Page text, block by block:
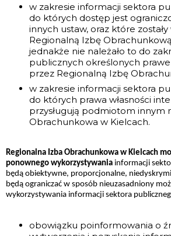
w zakresie informacji sektora
do których dostęp jest
innych ustaw, oraz które
Regionalną Izbę
jednakże nie należało to do
publicznych określonych
przez Regionalną Izbę
w zakresie informacji sektora
do których prawa własności
przysługują podmiotom innym
Obrachunkowa w Kielcach.
Regionalna Izba Obrachunkowa w Kielcach
ponownego wykorzystywania informacji
będą obiektywne, proporcjonalne,
będą ograniczać w sposób nieuzasadniony
wykorzystywania informacji sektora
obowiązku poinformowania o